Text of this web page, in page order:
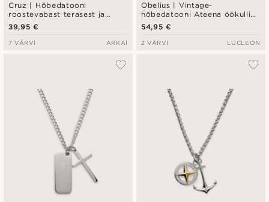
Cruz | Hõbedatooni
roostevabast terasest ja
lasuriidiga kaelakee
39,95 €
7 VÄRVI ARKAI
Obelius | Vintage-
hõbedatooni Ateena öökulli
kaelakee
54,95 €
2 VÄRVI LUCLEON